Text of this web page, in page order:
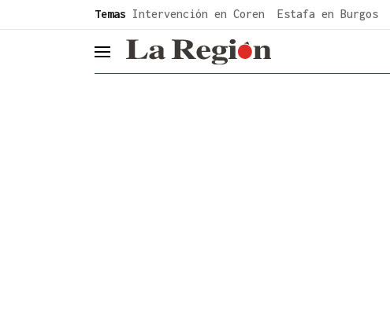
Temas Intervención en Coren Estafa en Burgos
header.menu.open